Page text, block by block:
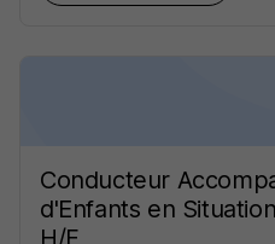
Conducteur
d'Enfants en
H/F